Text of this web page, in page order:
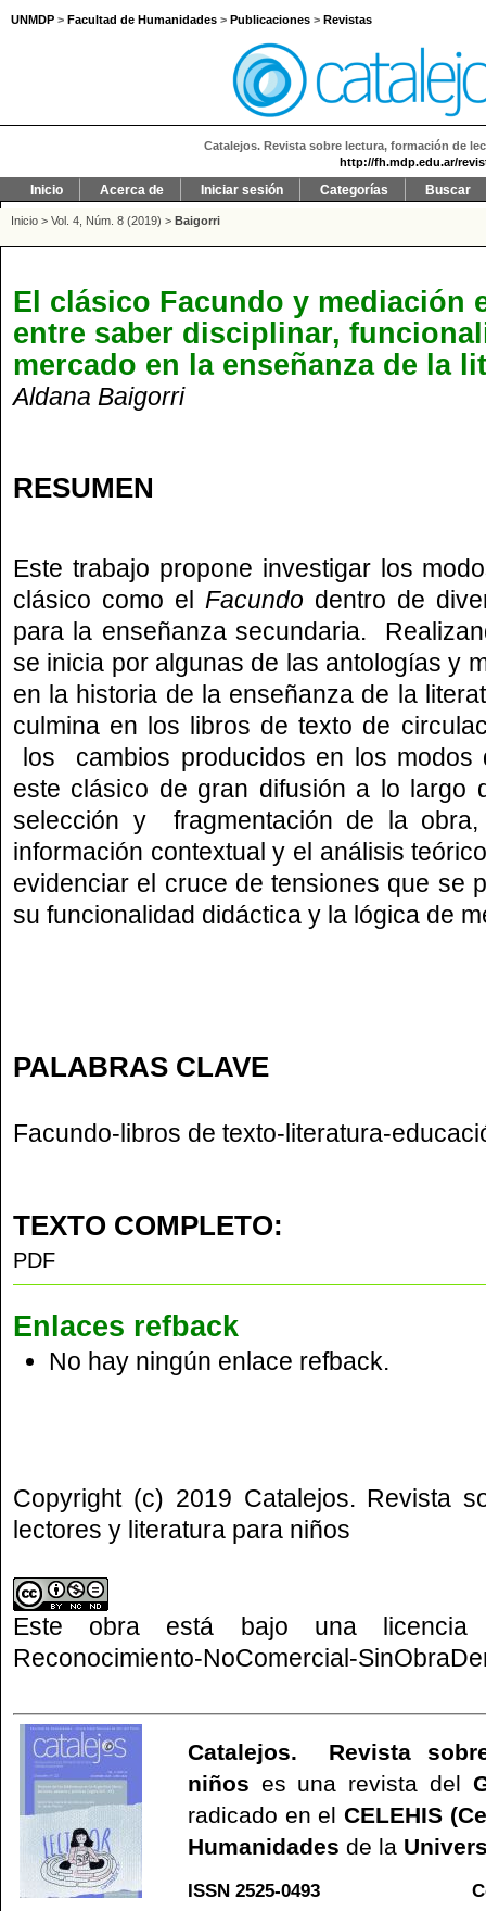
UNMDP > Facultad de Humanidades > Publicaciones > Revistas
Catalejos. Revista sobre lectura, formación de
http://fh.mdp.edu.ar/
Inicio Acerca de Iniciar sesión Categorías Buscar
Inicio > Vol. 4, Núm. 8 (2019) > Baigorri
El clásico Facundo y mediación
entre saber disciplinar,
mercado en la enseñanza de la
Aldana Baigorri
RESUMEN
Este trabajo propone investigar los
clásico como el Facundo dentro de
para la enseñanza secundaria.
se inicia por algunas de las antologías y
en la historia de la enseñanza de la
culmina en los libros de texto de
los cambios producidos en los modos
este clásico de gran difusión a lo
selección y fragmentación de la
información contextual y el análisis
evidenciar el cruce de tensiones que se
su funcionalidad didáctica y la lógica de
PALABRAS CLAVE
Facundo-libros de texto-literatura-
TEXTO COMPLETO:
PDF
Enlaces refback
No hay ningún enlace refback.
Copyright (c) 2019 Catalejos. Revista
lectores y literatura para niños
Este obra está bajo una
Reconocimiento-NoComercial-
Catalejos. Revista
niños es una revista del
radicado en el CELEHIS
Humanidades de la
ISSN 2525-0493 C